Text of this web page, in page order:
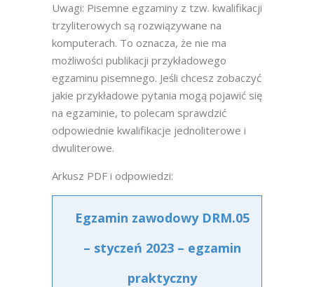
Uwagi: Pisemne egzaminy z tzw. kwalifikacji
trzyliterowych są rozwiązywane na
komputerach. To oznacza, że nie ma
możliwości publikacji przykładowego
egzaminu pisemnego. Jeśli chcesz zobaczyć
jakie przykładowe pytania mogą pojawić się
na egzaminie, to polecam sprawdzić
odpowiednie kwalifikacje jednoliterowe i
dwuliterowe.
Arkusz PDF i odpowiedzi:
Egzamin zawodowy DRM.05
– styczeń 2023 – egzamin
praktyczny